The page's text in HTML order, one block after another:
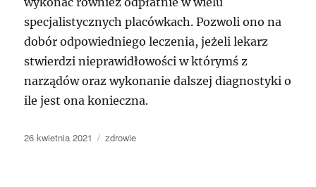
specjalistycznych placówkach. Pozwoli ono na
dobór odpowiedniego leczenia, jeżeli lekarz
stwierdzi nieprawidłowości w którymś z
narządów oraz wykonanie dalszej diagnostyki o
ile jest ona konieczna.
Data
26 kwietnia 2021 Kategorie
zdrowie